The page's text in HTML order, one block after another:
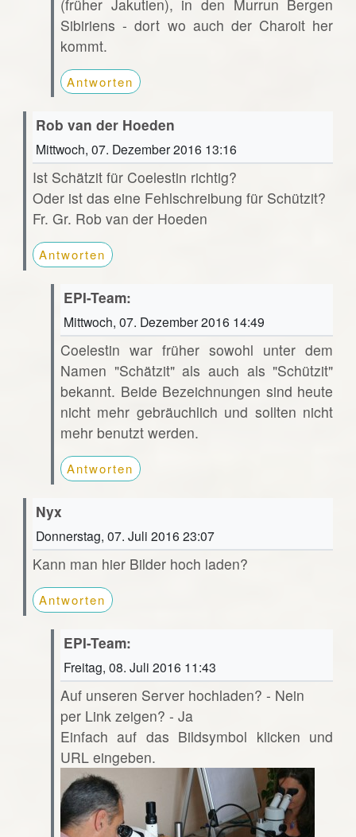
(früher Jakutien), in den Murrun Bergen
Sibiriens - dort wo auch der Charoit her
kommt.
Antworten
Rob van der Hoeden
Mittwoch, 07. Dezember 2016 13:16
Ist Schätzit für Coelestin richtig?
Oder ist das eine Fehlschreibung für Schützit?
Fr. Gr. Rob van der Hoeden
Antworten
EPI-Team:
Mittwoch, 07. Dezember 2016 14:49
Coelestin war früher sowohl unter dem
Namen "Schätzit" als auch als "Schützit"
bekannt. Beide Bezeichnungen sind heute
nicht mehr gebräuchlich und sollten nicht
mehr benutzt werden.
Antworten
Nyx
Donnerstag, 07. Juli 2016 23:07
Kann man hier Bilder hoch laden?
Antworten
EPI-Team:
Freitag, 08. Juli 2016 11:43
Auf unseren Server hochladen? - Nein
per Link zeigen? - Ja
Einfach auf das Bildsymbol klicken und
URL eingeben.